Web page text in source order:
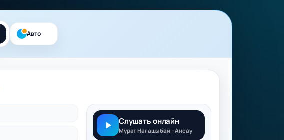
Авто
Слушать онлайн
Мурат Нагашыбай – Ансау